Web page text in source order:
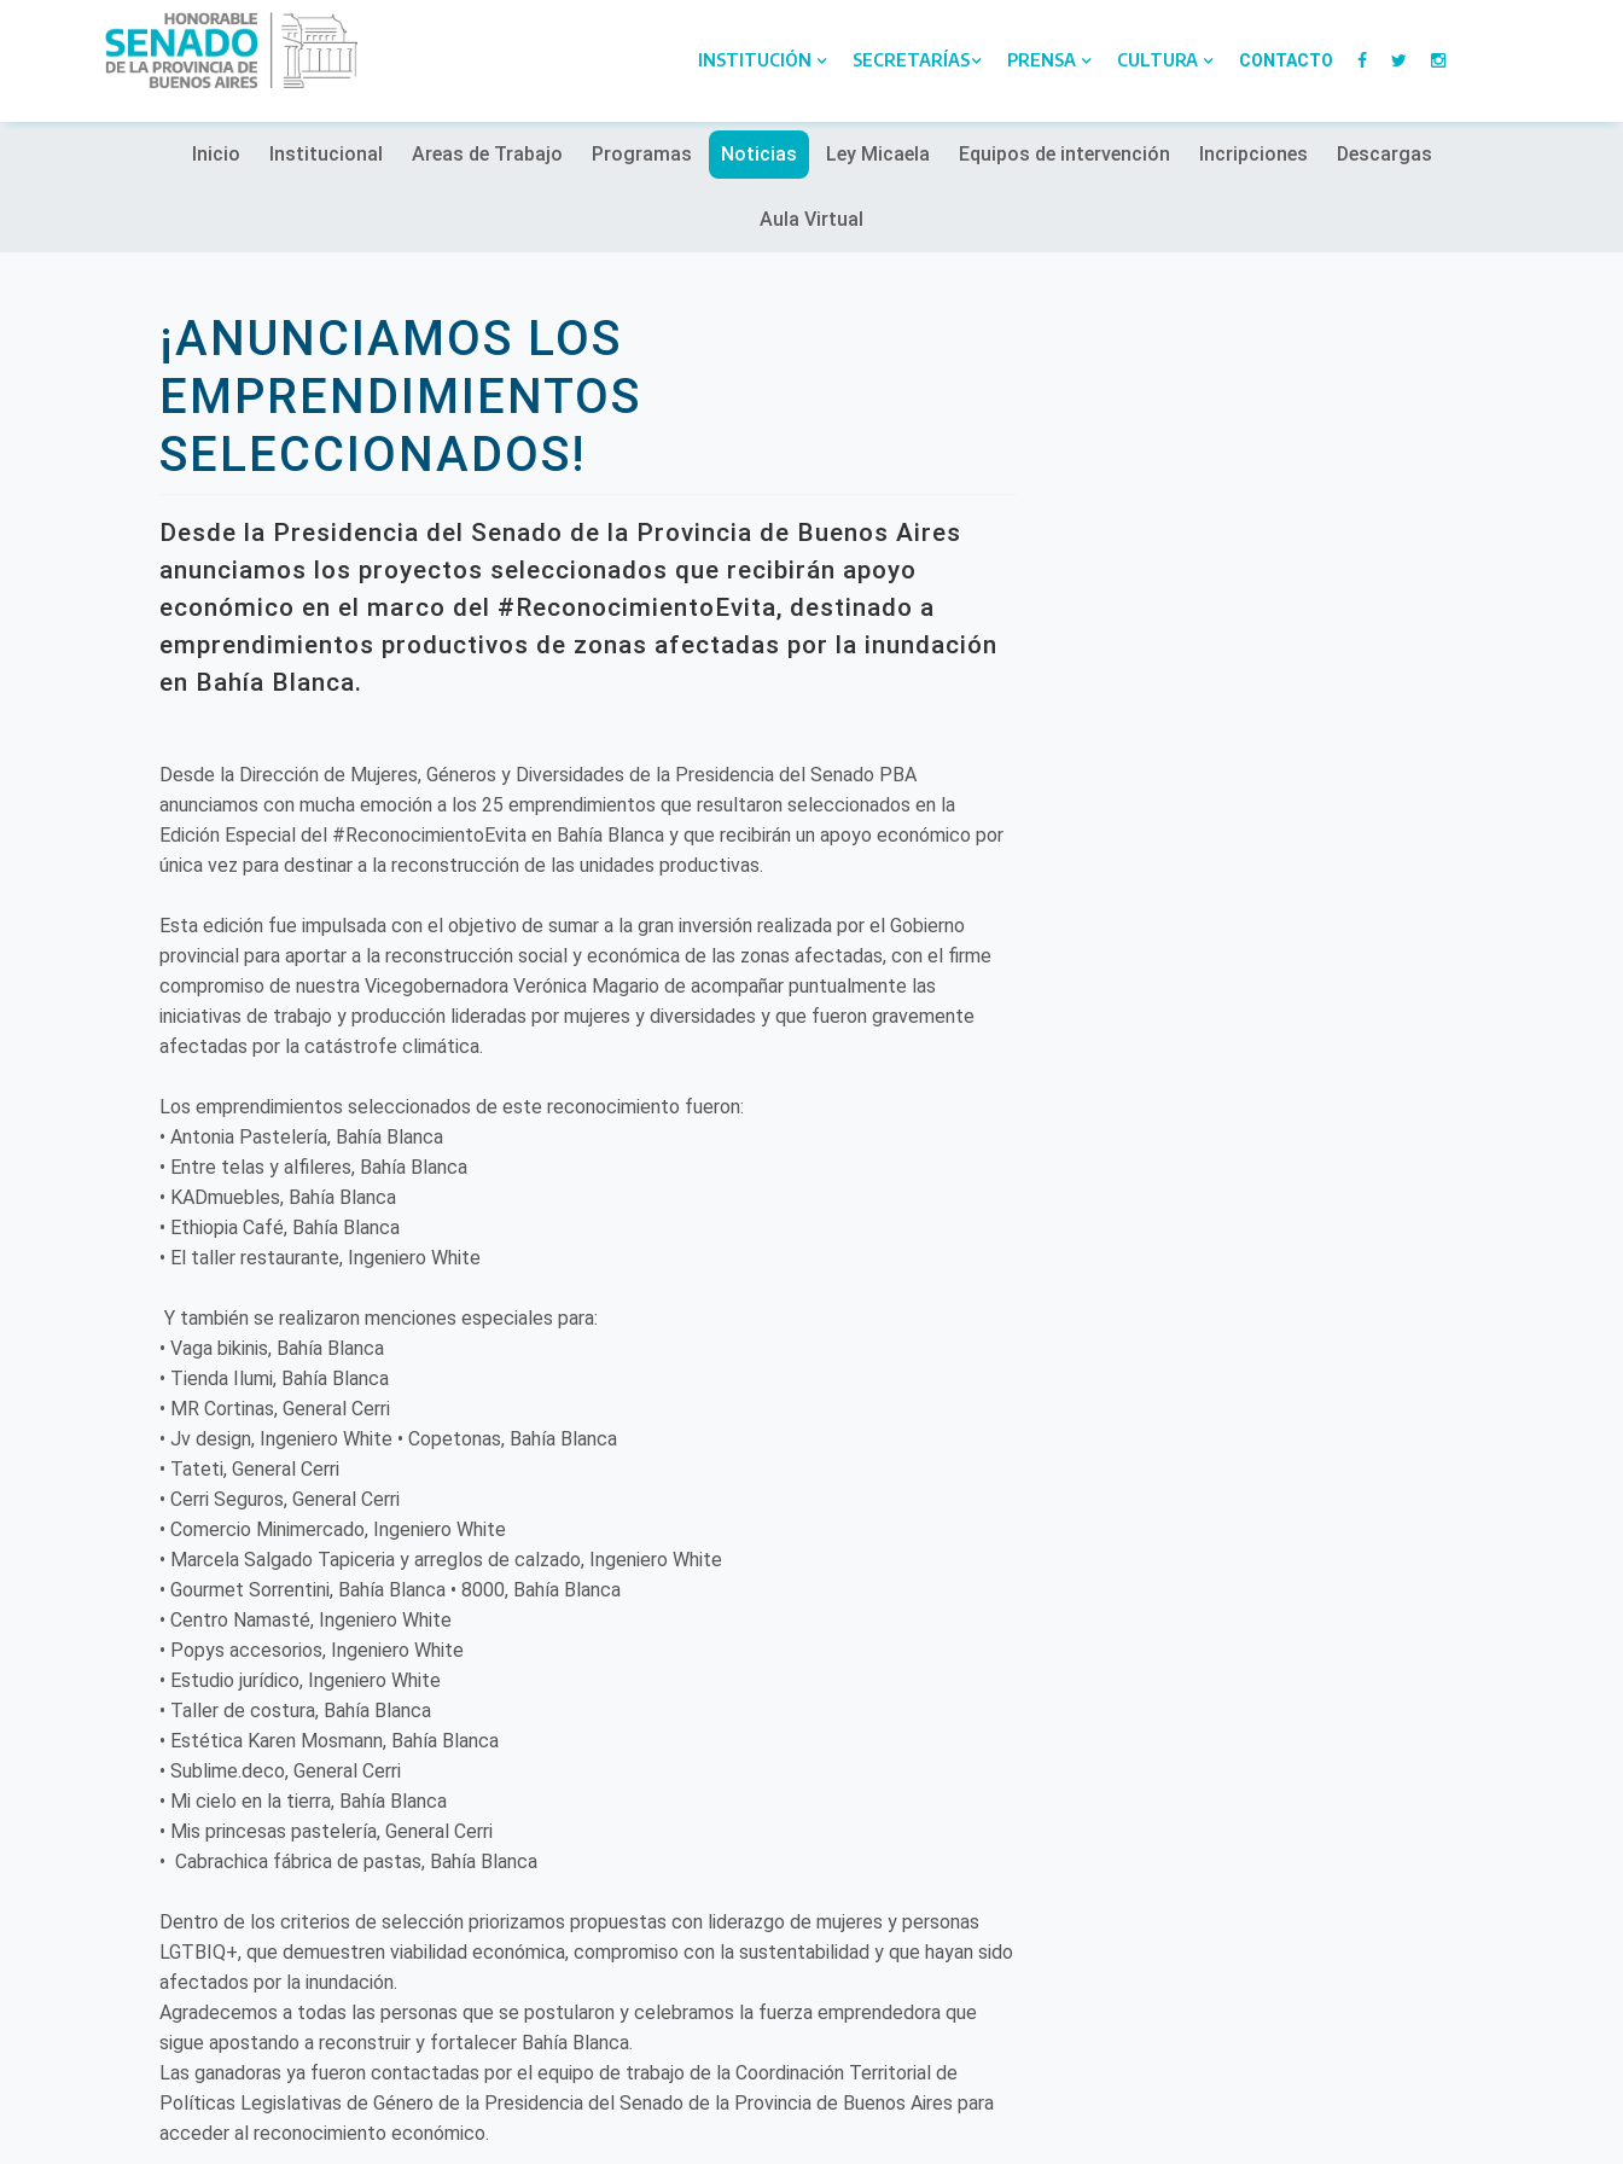
INSTITUCIÓN SECRETARÍAS PRENSA CULTURA CONTACTO
Inicio Institucional Areas de Trabajo Programas Noticias Ley Micaela Equipos de intervención Incripciones Descargas
Aula Virtual
¡ANUNCIAMOS LOS
EMPRENDIMIENTOS
SELECCIONADOS!
Desde la Presidencia del Senado de la Provincia de Buenos Aires
anunciamos los proyectos seleccionados que recibirán apoyo
económico en el marco del #ReconocimientoEvita, destinado a
emprendimientos productivos de zonas afectadas por la inundación
en Bahía Blanca.
Desde la Dirección de Mujeres, Géneros y Diversidades de la Presidencia del Senado PBA
anunciamos con mucha emoción a los 25 emprendimientos que resultaron seleccionados en la
Edición Especial del #ReconocimientoEvita en Bahía Blanca y que recibirán un apoyo económico por
única vez para destinar a la reconstrucción de las unidades productivas.
Esta edición fue impulsada con el objetivo de sumar a la gran inversión realizada por el Gobierno
provincial para aportar a la reconstrucción social y económica de las zonas afectadas, con el firme
compromiso de nuestra Vicegobernadora Verónica Magario de acompañar puntualmente las
iniciativas de trabajo y producción lideradas por mujeres y diversidades y que fueron gravemente
afectadas por la catástrofe climática.
Los emprendimientos seleccionados de este reconocimiento fueron:
• Antonia Pastelería, Bahía Blanca
• Entre telas y alfileres, Bahía Blanca
• KADmuebles, Bahía Blanca
• Ethiopia Café, Bahía Blanca
• El taller restaurante, Ingeniero White
Y también se realizaron menciones especiales para:
• Vaga bikinis, Bahía Blanca
• Tienda Ilumi, Bahía Blanca
• MR Cortinas, General Cerri
• Jv design, Ingeniero White • Copetonas, Bahía Blanca
• Tateti, General Cerri
• Cerri Seguros, General Cerri
• Comercio Minimercado, Ingeniero White
• Marcela Salgado Tapiceria y arreglos de calzado, Ingeniero White
• Gourmet Sorrentini, Bahía Blanca • 8000, Bahía Blanca
• Centro Namasté, Ingeniero White
• Popys accesorios, Ingeniero White
• Estudio jurídico, Ingeniero White
• Taller de costura, Bahía Blanca
• Estética Karen Mosmann, Bahía Blanca
• Sublime.deco, General Cerri
• Mi cielo en la tierra, Bahía Blanca
• Mis princesas pastelería, General Cerri
• Cabrachica fábrica de pastas, Bahía Blanca
Dentro de los criterios de selección priorizamos propuestas con liderazgo de mujeres y personas
LGTBIQ+, que demuestren viabilidad económica, compromiso con la sustentabilidad y que hayan sido
afectados por la inundación.
Agradecemos a todas las personas que se postularon y celebramos la fuerza emprendedora que
sigue apostando a reconstruir y fortalecer Bahía Blanca.
Las ganadoras ya fueron contactadas por el equipo de trabajo de la Coordinación Territorial de
Políticas Legislativas de Género de la Presidencia del Senado de la Provincia de Buenos Aires para
acceder al reconocimiento económico.